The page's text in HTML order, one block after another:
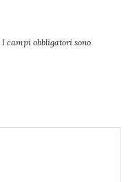
I campi obbligatori sono